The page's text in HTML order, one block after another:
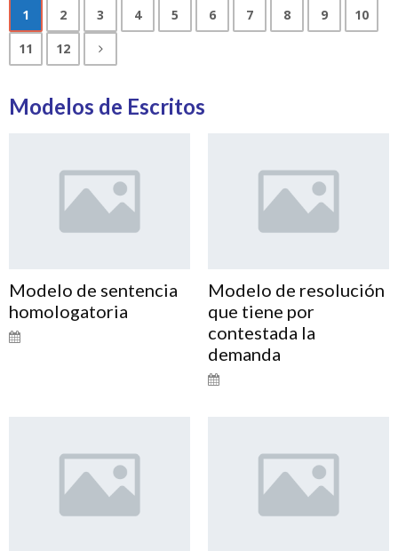
1 2 3 4 5 6 7 8 9
10
11
12
Modelos de Escritos
Modelo de sentencia
homologatoria
Modelo de resolución
que tiene por
contestada la
demanda